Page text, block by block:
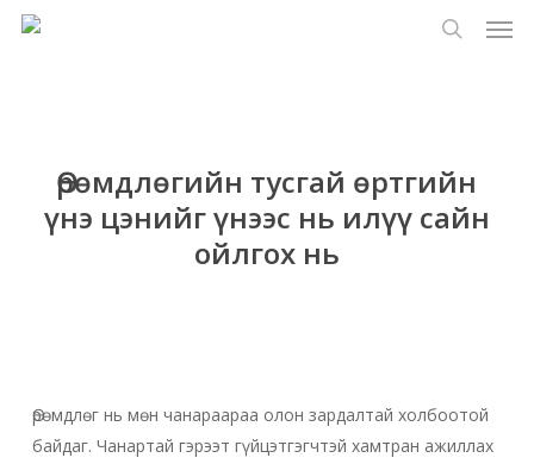
Үндсэн
Цэс
Өрөмдлөгийн тусгай өртгийн
үнэ цэнийг үнээс нь илүү сайн
ойлгох нь
Өрөмдлөг нь мөн чанараараа олон зардалтай холбоотой
байдаг. Чанартай гэрээт гүйцэтгэгчтэй хамтран ажиллах